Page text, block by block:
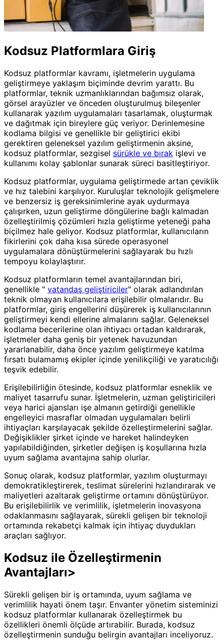
Kodsuz Platformlara Giriş
Kodsuz platformlar kavramı, işletmelerin uygulama
geliştirmeye yaklaşım biçiminde devrim yarattı. Bu
platformlar, teknik uzmanlıklarından bağımsız olarak,
görsel arayüzler ve önceden oluşturulmuş bileşenler
kullanarak yazılım uygulamaları tasarlamak, oluşturmak
ve dağıtmak için bireylere güç veriyor. Derinlemesine
kodlama bilgisi ve genellikle bir geliştirici ekibi
gerektiren geleneksel yazılım geliştirmenin aksine,
kodsuz platformlar, sezgisel sürükle ve bırak işlevi ve
kullanımı kolay şablonlar sunarak süreci basitleştiriyor.
Kodsuz platformlar, uygulama geliştirmede artan çeviklik
ve hız talebini karşılıyor. Kuruluşlar teknolojik gelişmelere
ve benzersiz iş gereksinimlerine ayak uydurmaya
çalışırken, uzun geliştirme döngülerine bağlı kalmadan
özelleştirilmiş çözümleri hızla geliştirme yeteneği paha
biçilmez hale geliyor. Kodsuz platformlar, kullanıcıların
fikirlerini çok daha kısa sürede operasyonel
uygulamalara dönüştürmelerini sağlayarak bu hızlı
tempoyu kolaylaştırır.
Kodsuz platformların temel avantajlarından biri,
genellikle " vatandaş geliştiriciler" olarak adlandırılan
teknik olmayan kullanıcılara erişilebilir olmalarıdır. Bu
platformlar, giriş engellerini düşürerek iş kullanıcılarının
geliştirmeyi kendi ellerine almalarını sağlar. Geleneksel
kodlama becerilerine olan ihtiyacı ortadan kaldırarak,
işletmeler daha geniş bir yetenek havuzundan
yararlanabilir, daha önce yazılım geliştirmeye katılma
fırsatı bulamamış ekipler içinde yenilikçiliği ve yaratıcılığı
teşvik edebilir.
Erişilebilirliğin ötesinde, kodsuz platformlar esneklik ve
maliyet tasarrufu sunar. İşletmelerin, uzman geliştiricileri
veya harici ajansları işe almanın getirdiği genellikle
engelleyici masraflar olmadan uygulamaları belirli
ihtiyaçları karşılayacak şekilde özelleştirmelerini sağlar.
Değişiklikler şirket içinde ve hareket halindeyken
yapılabildiğinden, şirketler değişen iş koşullarına hızla
uyum sağlama avantajına sahip olurlar.
Sonuç olarak, kodsuz platformlar, yazılım oluşturmayı
demokratikleştirerek, teslimat sürelerini hızlandırarak ve
maliyetleri azaltarak geliştirme ortamını dönüştürüyor.
Bu erişilebilirlik ve verimlilik, işletmelerin inovasyona
odaklanmasını sağlayarak, sürekli gelişen bir teknoloji
ortamında rekabetçi kalmak için ihtiyaç duydukları
araçları sağlıyor.
Kodsuz ile Özelleştirmenin
Avantajları>
Sürekli gelişen bir iş ortamında, uyum sağlama ve
verimlilik hayati önem taşır. Envanter yönetim sisteminizi
kodsuz platformlar kullanarak özelleştirmek bu
özellikleri önemli ölçüde artırabilir. Burada, kodsuz
özelleştirmenin sunduğu belirgin avantajları inceliyoruz.